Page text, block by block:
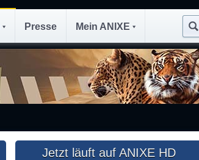
Presse Mein ANIXE
Jetzt läuft auf ANIXE HD